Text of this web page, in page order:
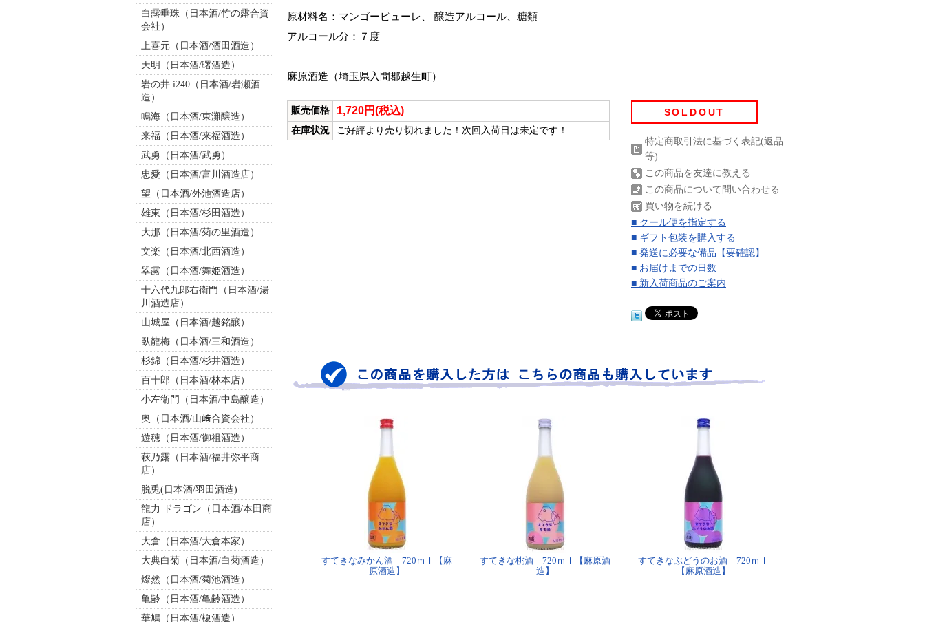
白露垂珠（日本酒/竹の露合資
会社）
上喜元（日本酒/酒田酒造）
天明（日本酒/曙酒造）
岩の井 i240（日本酒/岩瀬酒
造）
鳴海（日本酒/東灘醸造）
来福（日本酒/来福酒造）
武勇（日本酒/武勇）
忠愛（日本酒/富川酒造店）
望（日本酒/外池酒造店）
雄東（日本酒/杉田酒造）
大那（日本酒/菊の里酒造）
文楽（日本酒/北西酒造）
翠露（日本酒/舞姫酒造）
十六代九郎右衛門（日本酒/湯
川酒造店）
山城屋（日本酒/越銘醸）
臥龍梅（日本酒/三和酒造）
杉錦（日本酒/杉井酒造）
百十郎（日本酒/林本店）
小左衛門（日本酒/中島醸造）
奥（日本酒/山﨑合資会社）
遊穂（日本酒/御祖酒造）
萩乃露（日本酒/福井弥平商
店）
脱兎(日本酒/羽田酒造)
龍力 ドラゴン（日本酒/本田商
店）
大倉（日本酒/大倉本家）
大典白菊（日本酒/白菊酒造）
燦然（日本酒/菊池酒造）
亀齢（日本酒/亀齢酒造）
華鳩（日本酒/榎酒造）
原材料名：マンゴーピューレ、 醸造アルコール、糖類
アルコール分：７度
麻原酒造（埼玉県入間郡越生町）
販売価格 1,720円(税込)
在庫状況 ご好評より売り切れました！次回入荷日は未定です！
SOLDOUT
特定商取引法に基づく表記(返品
等)
この商品を友達に教える
この商品について問い合わせる
買い物を続ける
■ クール便を指定する
■ ギフト包装を購入する
■ 発送に必要な備品【要確認】
■ お届けまでの日数
■ 新入荷商品のご案内
すてきなみかん酒 720ｍｌ【麻
原酒造】
すてきな桃酒 720ｍｌ【麻原酒
造】
すてきなぶどうのお酒 720ｍｌ
【麻原酒造】